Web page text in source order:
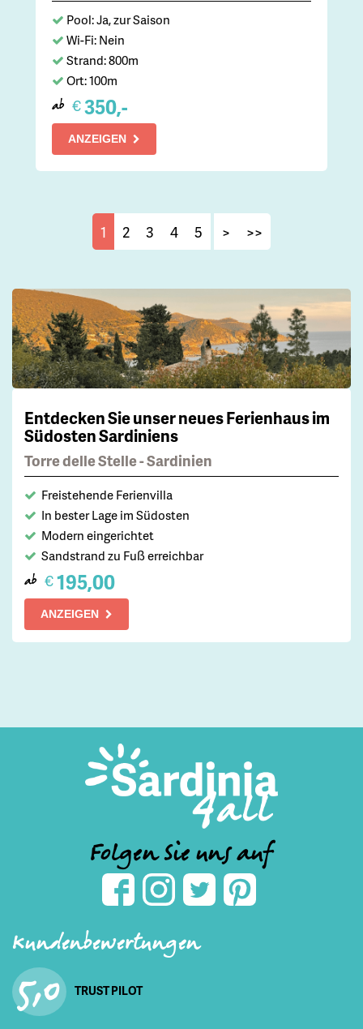
Pool: Ja, zur Saison
Wi-Fi: Nein
Strand: 800m
Ort: 100m
ab €350,-
ANZEIGEN
1 2 3 4 5 > >>
Entdecken Sie unser neues Ferienhaus im
Südosten Sardiniens
Torre delle Stelle - Sardinien
Freistehende Ferienvilla
In bester Lage im Südosten
Modern eingerichtet
Sandstrand zu Fuß erreichbar
ab €195,00
ANZEIGEN
Folgen Sie uns auf
Kundenbewertungen
5,0 TRUST PILOT